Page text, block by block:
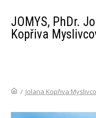
JOMYS, PhDr.
Kopřiva
/ Jolana Kopřiva